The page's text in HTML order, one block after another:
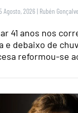
Agosto, 2026 | Rubén
41 anos nos
e debaixo de
reformou-se